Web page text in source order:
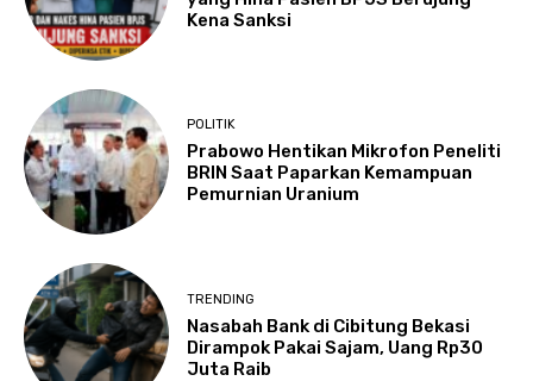
Kena Sanksi
POLITIK
Prabowo Hentikan Mikrofon Peneliti
BRIN Saat Paparkan Kemampuan
Pemurnian Uranium
TRENDING
Nasabah Bank di Cibitung Bekasi
Dirampok Pakai Sajam, Uang Rp30
Juta Raib